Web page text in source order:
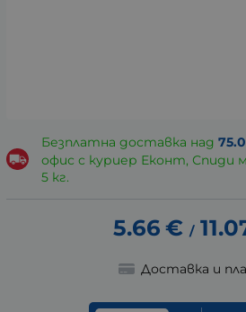
Безплатна доставка над
офис с куриер Еконт, Спиди
5 кг.
5.66 € /
Доставка и